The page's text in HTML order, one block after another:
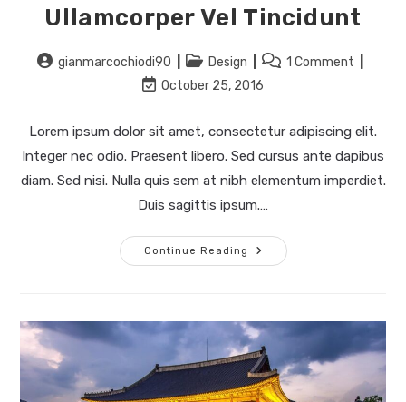
Ullamcorper Vel Tincidunt
gianmarcochiodi90 Design
1 Comment
October 25, 2016
Lorem ipsum dolor sit amet, consectetur adipiscing elit.
Integer nec odio. Praesent libero. Sed cursus ante dapibus
diam. Sed nisi. Nulla quis sem at nibh elementum imperdiet.
Duis sagittis ipsum.…
Continue Reading